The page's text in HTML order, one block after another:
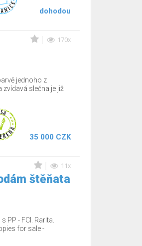
dohodou
170x
jednoho z
zvídavá slečna je již
35 000 CZK
11x
štěňata
PP - FCI. Rarita.
for sale -